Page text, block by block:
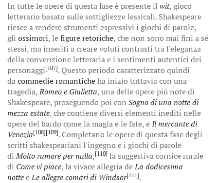
In tutte le opere di questa fase è presente il wit, gioco
letterario basato sulle sottigliezze lessicali. Shakespeare
riesce a rendere strumenti espressivi i giochi di parole,
gli ossimori, lefigure retoriche, che non sono mai fini a sé
stessi, ma inseriti a creare voluti contrasti tra l'eleganza
della convenzione letteraria e i sentimenti autentici dei
personaggi[107]. Questo periodo caratterizzato quindi
dacommedie romanticheha inizio tuttavia con una
tragedia,Romeo e Giulietta, una delle opere più note di
Shakespeare, proseguendo poi con Sogno di una notte di
mezza estate, che contiene diversi elementi inediti nelle
opere del bardo come la magia e le fate, eIl mercante di
Venezia[108][109]. Completano le opere di questa fase degli
scritti shakespeariani l'ingegno e i giochi di parole
diMolto rumore per nulla,[110] la suggestiva cornice rurale
di Come vi piace, la vivace allegria deLa dodicesima
notteeLe allegre comari di Windsor[111].